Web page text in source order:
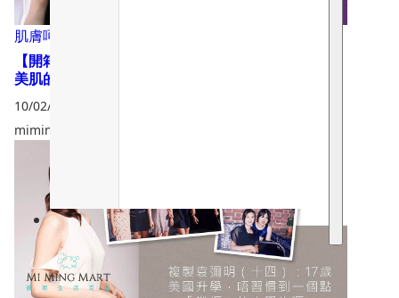
肌膚呵護
【開箱文】絲絨服飾配搭不顯老＋打造天鵝絨般絲質
美肌的純素維A絲絨油！孕婦都用得🤰🏻
10/02/2022
mimingmart.com/【開箱文】絲絨服飾配搭不顯老＋…